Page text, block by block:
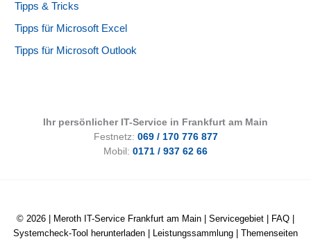
Tipps & Tricks
Tipps für Microsoft Excel
Tipps für Microsoft Outlook
Ihr persönlicher IT-Service in Frankfurt am Main
Festnetz: 069 / 170 776 877
Mobil: 0171 / 937 62 66
© 2026 | Meroth IT-Service Frankfurt am Main Servicegebiet FAQ
Systemcheck-Tool herunterladen
Leistungssammlung Themenseiten